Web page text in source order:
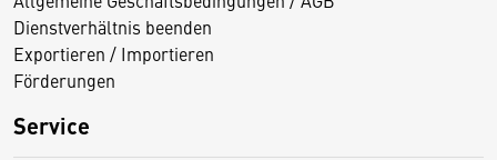
Dienstverhältnis beenden
Exportieren / Importieren
Förderungen
Service